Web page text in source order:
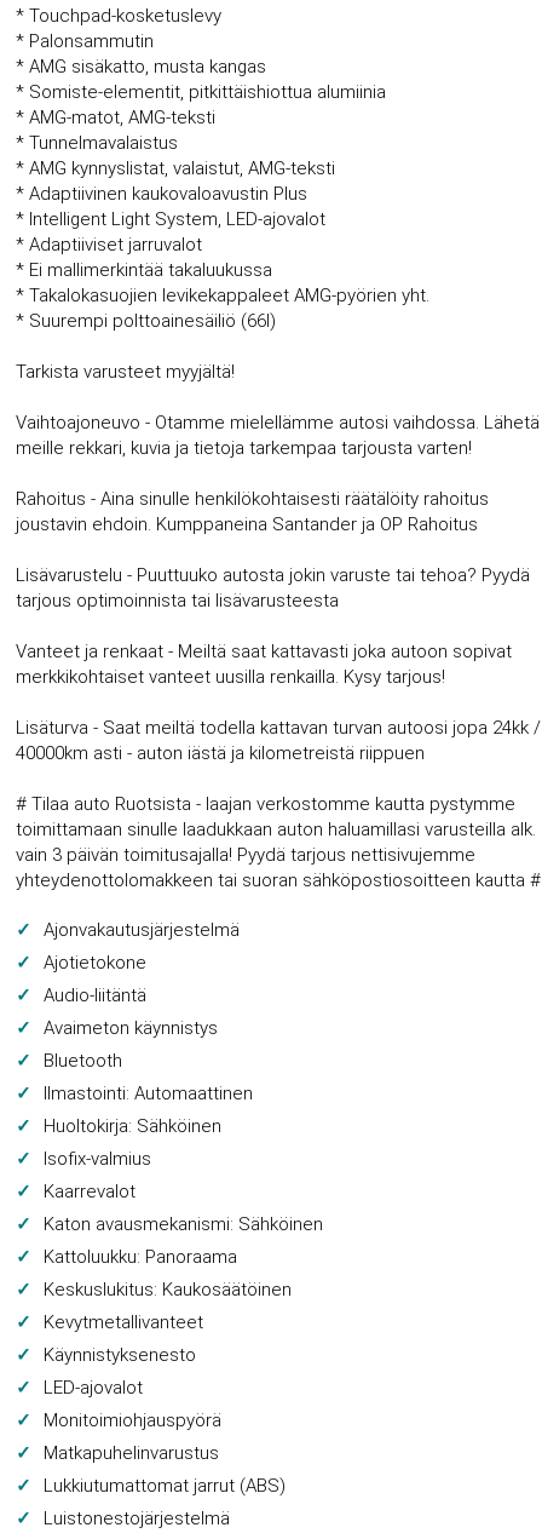
* Touchpad-kosketuslevy
* Palonsammutin
* AMG sisäkatto, musta kangas
* Somiste-elementit, pitkittäishiottua alumiinia
* AMG-matot, AMG-teksti
* Tunnelmavalaistus
* AMG kynnyslistat, valaistut, AMG-teksti
* Adaptiivinen kaukovaloavustin Plus
* Intelligent Light System, LED-ajovalot
* Adaptiiviset jarruvalot
* Ei mallimerkintää takaluukussa
* Takalokasuojien levikekappaleet AMG-pyörien yht.
* Suurempi polttoainesäiliö (66l)
Tarkista varusteet myyjältä!
Vaihtoajoneuvo - Otamme mielellämme autosi vaihdossa. Lähetä
meille rekkari, kuvia ja tietoja tarkempaa tarjousta varten!
Rahoitus - Aina sinulle henkilökohtaisesti räätälöity rahoitus
joustavin ehdoin. Kumppaneina Santander ja OP Rahoitus
Lisävarustelu - Puuttuuko autosta jokin varuste tai tehoa? Pyydä
tarjous optimoinnista tai lisävarusteesta
Vanteet ja renkaat - Meiltä saat kattavasti joka autoon sopivat
merkkikohtaiset vanteet uusilla renkailla. Kysy tarjous!
Lisäturva - Saat meiltä todella kattavan turvan autoosi jopa 24kk /
40000km asti - auton iästä ja kilometreistä riippuen
# Tilaa auto Ruotsista - laajan verkostomme kautta pystymme
toimittamaan sinulle laadukkaan auton haluamillasi varusteilla alk.
vain 3 päivän toimitusajalla! Pyydä tarjous nettisivujemme
yhteydenottolomakkeen tai suoran sähköpostiosoitteen kautta #
Ajonvakautusjärjestelmä
Ajotietokone
Audio-liitäntä
Avaimeton käynnistys
Bluetooth
Ilmastointi: Automaattinen
Huoltokirja: Sähköinen
Isofix-valmius
Kaarrevalot
Katon avausmekanismi: Sähköinen
Kattoluukku: Panoraama
Keskuslukitus: Kaukosäätöinen
Kevytmetallivanteet
Käynnistyksenesto
LED-ajovalot
Monitoimiohjauspyörä
Matkapuhelinvarustus
Lukkiutumattomat jarrut (ABS)
Luistonestojärjestelmä